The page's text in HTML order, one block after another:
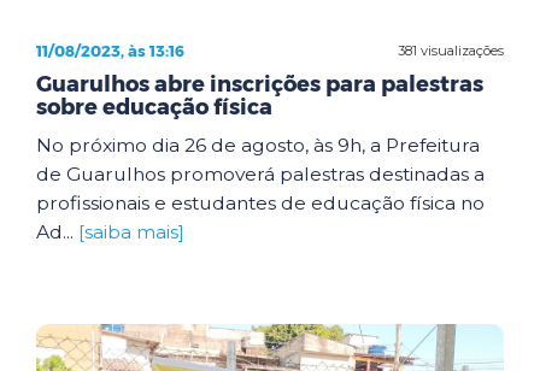
381 visualizações
11/08/2023, às 13:16
Guarulhos abre inscrições para palestras
sobre educação física
No próximo dia 26 de agosto, às 9h, a Prefeitura
de Guarulhos promoverá palestras destinadas a
profissionais e estudantes de educação física no
Ad... [saiba mais]